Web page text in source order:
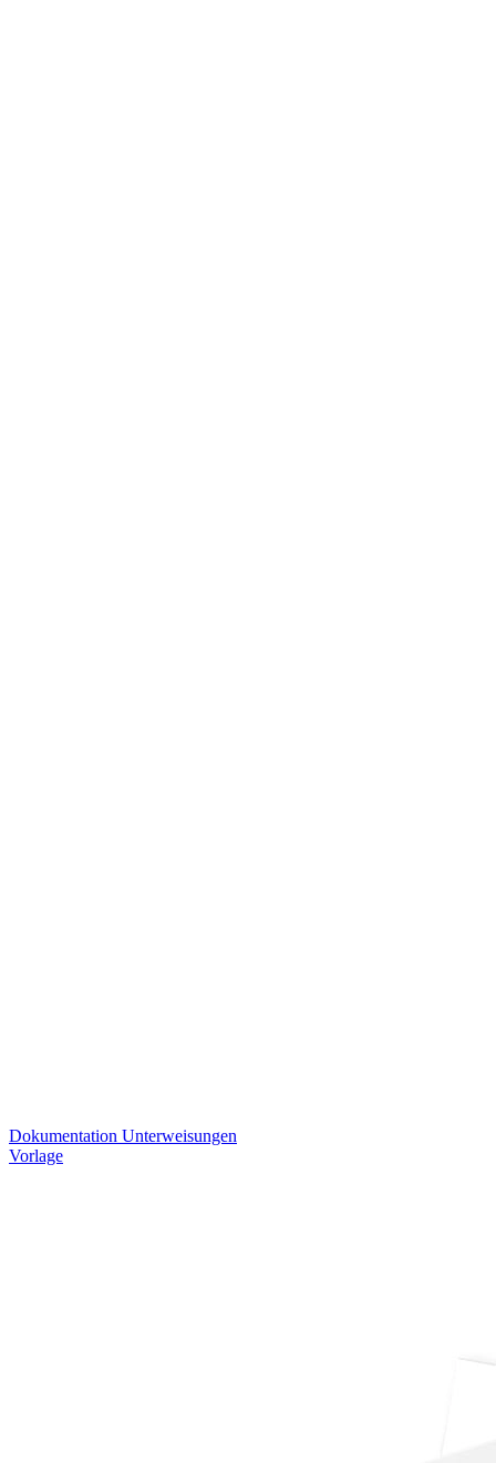
Dokumentation Unterweisungen
Vorlage